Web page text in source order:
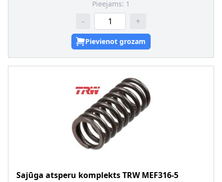
Pieejams: 1
- +
Pievienot grozam
Sajūga atsperu komplektsTRW MEF316-5